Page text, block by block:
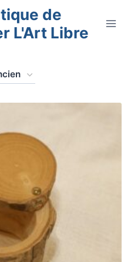
de
L'Art Libre